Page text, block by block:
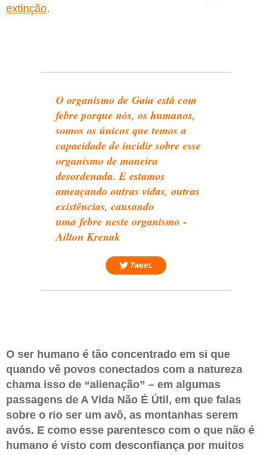
extinção.
O organismo de Gaia está com
febre porque nós, os humanos,
somos os únicos que temos a
capacidade de incidir sobre esse
organismo de maneira
desordenada. E estamos
ameaçando outras vidas, outras
existências, causando
uma febre neste organismo -
Ailton Krenak
Tweet.
O ser humano é tão concentrado em si que
quando vê povos conectados com a natureza
chama isso de “alienação” – em algumas
passagens de A Vida Não É Útil, em que falas
sobre o rio ser um avô, as montanhas serem
avós. E como esse parentesco com o que não é
humano é visto com desconfiança por muitos